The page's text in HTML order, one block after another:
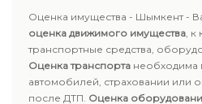
Оценка имущества - Шымкент -
оценка движимого имущества, к
транспортные средства,
Оценка транспорта необходима
автомобилей, страховании или
после ДТП. Оценка